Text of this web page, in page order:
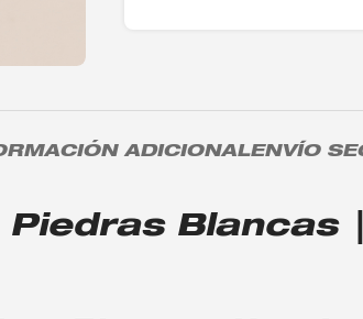
ADICIONALENVÍO
Blancas